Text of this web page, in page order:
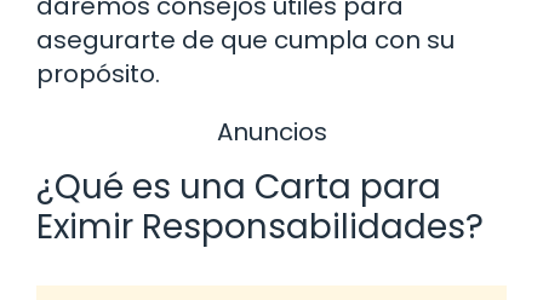
asegurarte de que cumpla con su
propósito.
Anuncios
¿Qué es una Carta para
Eximir Responsabilidades?